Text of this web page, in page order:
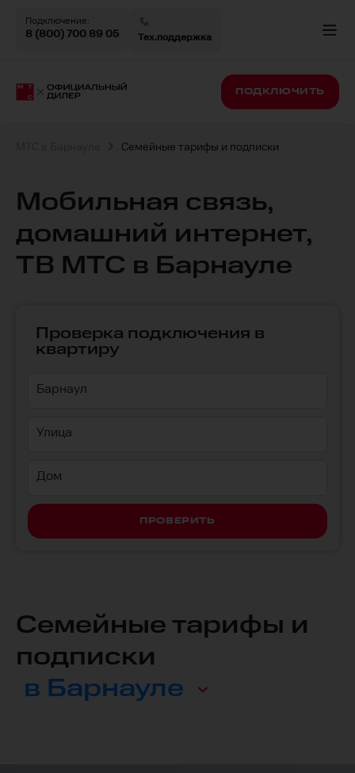
Подключение:
8 (800) 700 89 05 Тех.поддержка
ПОДКЛЮЧИТЬ
Семейные тарифы и подписки
Мобильная связь,
домашний интернет,
ТВ МТС в Барнауле
Проверка подключения в
квартиру
Барнаул
Улица
Дом
ПРОВЕРИТЬ
Семейные тарифы и
подписки
в Барнауле